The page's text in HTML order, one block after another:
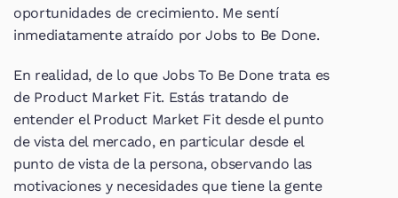
oportunidades de crecimiento. Me sentí
inmediatamente atraído por Jobs to Be Done.
En realidad, de lo que Jobs To Be Done trata es
de Product Market Fit. Estás tratando de
entender el Product Market Fit desde el punto
de vista del mercado, en particular desde el
punto de vista de la persona, observando las
motivaciones y necesidades que tiene la gente